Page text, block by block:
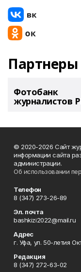
Партнеры
Фотобанк
журналистов
© 2020-2026 Сайт
информации сайта
администрации.
Об использовании
Телефон
8 (347) 273-26-89
Эл. почта
bashkizi2022@mail.ru
Адрес
г. Уфа, ул. 50-летия
Редакция
8 (347) 272-63-02